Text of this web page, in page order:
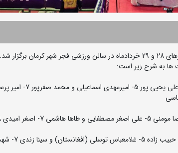
شد.
ها به شرح زیر است: